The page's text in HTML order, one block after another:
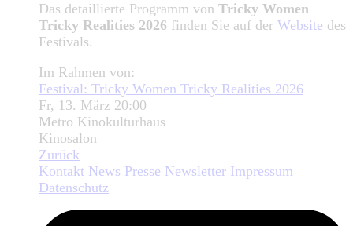
Das detaillierte Programm von Tricky Women
Tricky Realities 2026 finden Sie auf der Website des
Festivals.
Im Rahmen von:
Festival: Tricky Women Tricky Realities 2026
Fr, 13. März 20:00
Metro Kinokulturhaus
Kinosalon
Zurück
Kontakt News Presse Newsletter Impressum
Datenschutz